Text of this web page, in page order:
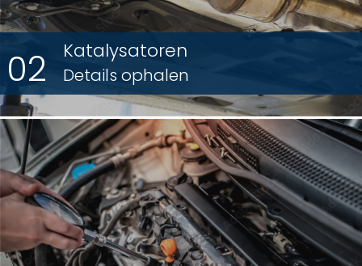
02 Katalysatoren
Details ophalen